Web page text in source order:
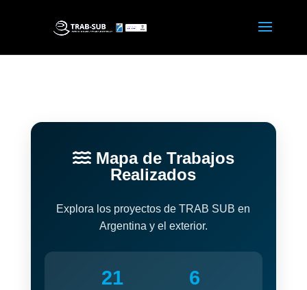
Mapa de Trabajos
Realizados
Explora los proyectos de TRAB SUB en
Argentina y el exterior.
21 6